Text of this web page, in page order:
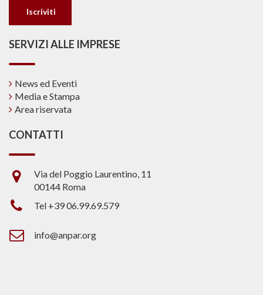
SERVIZI ALLE IMPRESE
News ed Eventi
Media e Stampa
Area riservata
CONTATTI
Via del Poggio Laurentino, 11
00144 Roma
Tel +39 06.99.69.579
info@anpar.org